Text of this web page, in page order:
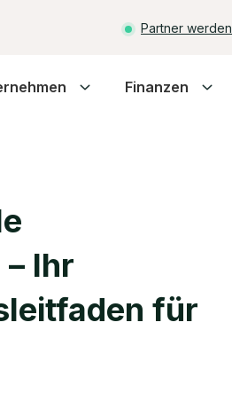
Partner werden
Finanzen
Ihr
für